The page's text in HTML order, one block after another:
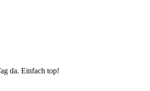
da. Einfach top!